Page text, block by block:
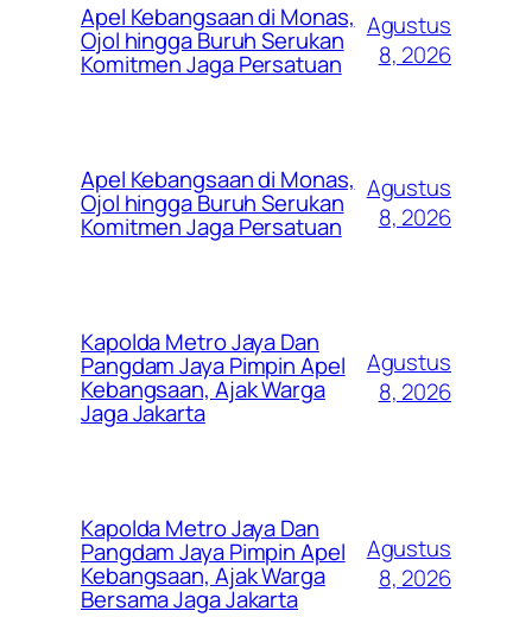
Apel Kebangsaan di Monas,
Ojol hingga Buruh Serukan
Komitmen Jaga Persatuan
Agustus
8, 2026
Apel Kebangsaan di Monas,
Ojol hingga Buruh Serukan
Komitmen Jaga Persatuan
Agustus
8, 2026
Kapolda Metro Jaya Dan
Pangdam Jaya Pimpin Apel
Kebangsaan, Ajak Warga
Jaga Jakarta
Agustus
8, 2026
Kapolda Metro Jaya Dan
Pangdam Jaya Pimpin Apel
Kebangsaan, Ajak Warga
Bersama Jaga Jakarta
Agustus
8, 2026